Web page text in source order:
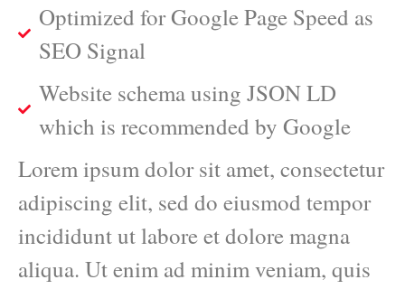
Optimized for Google Page Speed as
SEO Signal
Website schema using JSON LD
which is recommended by Google
Lorem ipsum dolor sit amet, consectetur
adipiscing elit, sed do eiusmod tempor
incididunt ut labore et dolore magna
aliqua. Ut enim ad minim veniam, quis